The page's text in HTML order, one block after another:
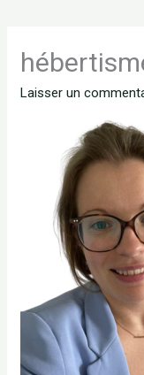
Laisser un